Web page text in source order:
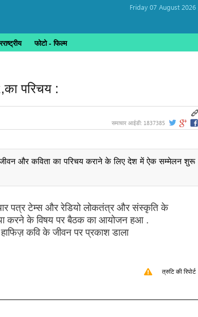
Friday 07 August 2026 ,
फोटो - फिल्म
परिचय :
समाचार आईडी: 1837385
और कविता का परिचय कराने के लिए देश में ऐक सम्मेलन शुरू
पत्र टेम्स और रेडियो लोकतंत्र और संस्कृति के
करने के विषय पर बैठक का आयोजन हआ .
कवि के जीवन पर प्रकाश डाला
त्रुटि की रिपोर्ट